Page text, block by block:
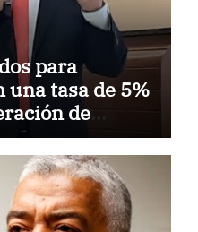
para
tasa de 5%
de